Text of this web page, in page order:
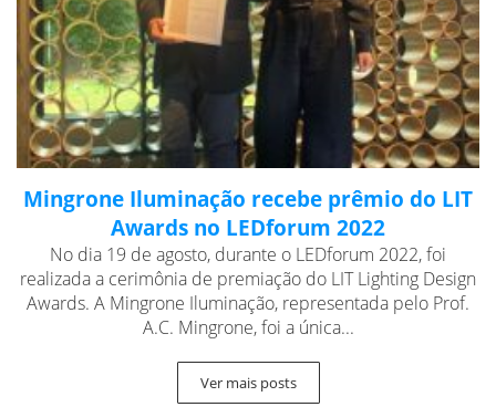
Mingrone Iluminação recebe prêmio do LIT
Awards no LEDforum 2022
No dia 19 de agosto, durante o LEDforum 2022, foi
realizada a cerimônia de premiação do LIT Lighting Design
Awards. A Mingrone Iluminação, representada pelo Prof.
A.C. Mingrone, foi a única...
Ver mais posts